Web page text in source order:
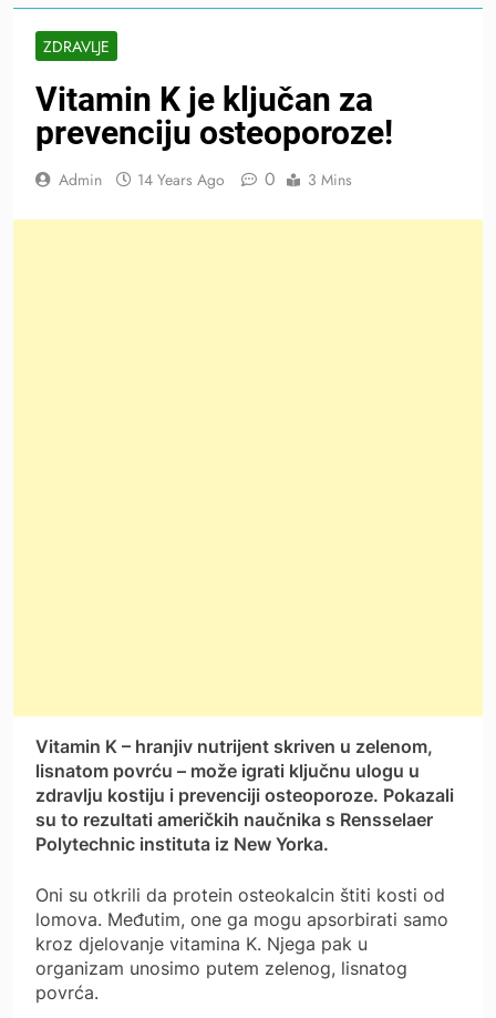
ZDRAVLJE
Vitamin K je ključan za
prevenciju osteoporoze!
Admin 14 Years Ago 0 3 Mins
Vitamin K – hranjiv nutrijent skriven u zelenom,
lisnatom povrću – može igrati ključnu ulogu u
zdravlju kostiju i prevenciji osteoporoze. Pokazali
su to rezultati američkih naučnika s Rensselaer
Polytechnic instituta iz New Yorka.
Oni su otkrili da protein osteokalcin štiti kosti od
lomova. Međutim, one ga mogu apsorbirati samo
kroz djelovanje vitamina K. Njega pak u
organizam unosimo putem zelenog, lisnatog
povrća.